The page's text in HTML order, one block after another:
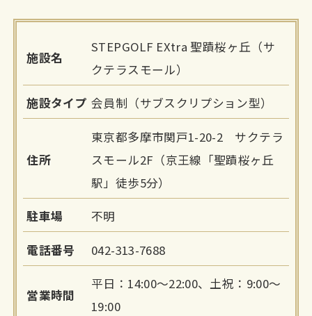
施設名
STEPGOLF EXtra 聖蹟桜ヶ丘（サ
クテラスモール）
施設タイプ 会員制（サブスクリプション型）
住所
東京都多摩市関戸1-20-2 サクテラ
スモール2F（京王線「聖蹟桜ヶ丘
駅」徒歩5分）
駐車場 不明
電話番号 042-313-7688
営業時間
平日：14:00～22:00、土祝：9:00～
19:00